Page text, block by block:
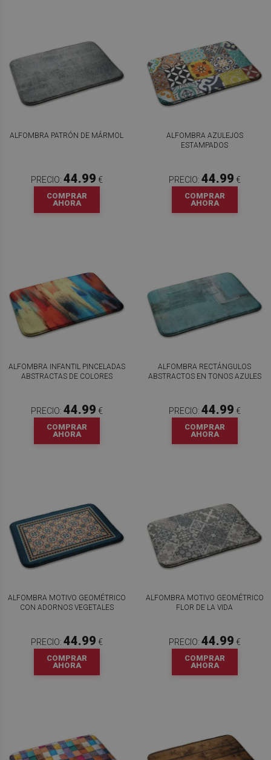
ALFOMBRA PATRÓN DE MÁRMOL
PRECIO: 44.99 €
COMPRAR
AHORA
ALFOMBRA AZULEJOS
ESTAMPADOS
PRECIO: 44.99 €
COMPRAR
AHORA
ALFOMBRA INFANTIL PINCELADAS
ABSTRACTAS DE COLORES
PRECIO: 44.99 €
COMPRAR
AHORA
ALFOMBRA RECTÁNGULOS
ABSTRACTOS EN TONOS AZULES
PRECIO: 44.99 €
COMPRAR
AHORA
ALFOMBRA MOTIVO GEOMÉTRICO
CON ADORNOS VEGETALES
PRECIO: 44.99 €
COMPRAR
AHORA
ALFOMBRA MOTIVO GEOMÉTRICO
FLOR DE LA VIDA
PRECIO: 44.99 €
COMPRAR
AHORA